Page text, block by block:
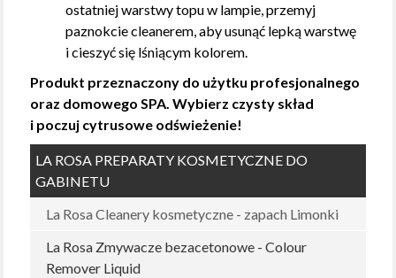
ostatniej warstwy topu w lampie, przemyj
paznokcie cleanerem, aby usunąć lepką warstwę
i cieszyć się lśniącym kolorem.
Produkt przeznaczony do użytku profesjonalnego
oraz domowego SPA. Wybierz czysty skład
i poczuj cytrusowe odświeżenie!
LA ROSA PREPARATY KOSMETYCZNE DO
GABINETU
La Rosa Cleanery kosmetyczne - zapach Limonki
La Rosa Zmywacze bezacetonowe - Colour
Remover Liquid